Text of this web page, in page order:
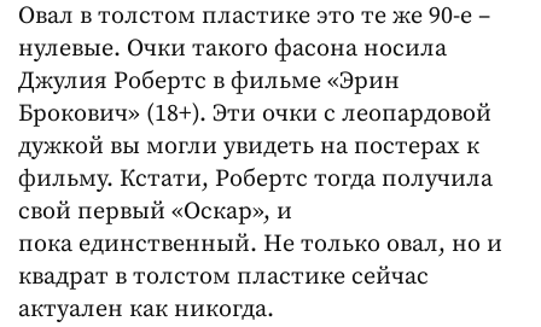
Овал в толстом пластике это те же 90-е –
нулевые. Очки такого фасона носила
Джулия Робертс в фильме «Эрин
Брокович» (18+). Эти очки с леопардовой
дужкой вы могли увидеть на постерах к
фильму. Кстати, Робертс тогда получила
свой первый «Оскар», и
пока единственный. Не только овал, но и
квадрат в толстом пластике сейчас
актуален как никогда.